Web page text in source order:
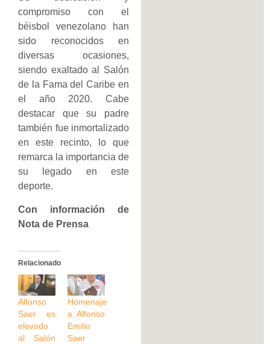
compromiso con el
béisbol venezolano han
sido reconocidos en
diversas ocasiones,
siendo exaltado al Salón
de la Fama del Caribe en
el año 2020. Cabe
destacar que su padre
también fue inmortalizado
en este recinto, lo que
remarca la importancia de
su legado en este
deporte.
Con información de
Nota de Prensa
Relacionado
Alfonso
Saer es
elevado
al Salón
Homenaje
a Alfonso
Emilio
Saer